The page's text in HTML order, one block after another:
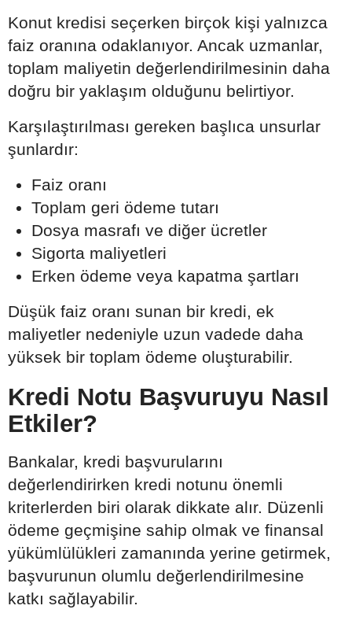
Konut kredisi seçerken birçok kişi yalnızca
faiz oranına odaklanıyor. Ancak uzmanlar,
toplam maliyetin değerlendirilmesinin daha
doğru bir yaklaşım olduğunu belirtiyor.
Karşılaştırılması gereken başlıca unsurlar
şunlardır:
Faiz oranı
Toplam geri ödeme tutarı
Dosya masrafı ve diğer ücretler
Sigorta maliyetleri
Erken ödeme veya kapatma şartları
Düşük faiz oranı sunan bir kredi, ek
maliyetler nedeniyle uzun vadede daha
yüksek bir toplam ödeme oluşturabilir.
Kredi Notu Başvuruyu Nasıl
Etkiler?
Bankalar, kredi başvurularını
değerlendirirken kredi notunu önemli
kriterlerden biri olarak dikkate alır. Düzenli
ödeme geçmişine sahip olmak ve finansal
yükümlülükleri zamanında yerine getirmek,
başvurunun olumlu değerlendirilmesine
katkı sağlayabilir.